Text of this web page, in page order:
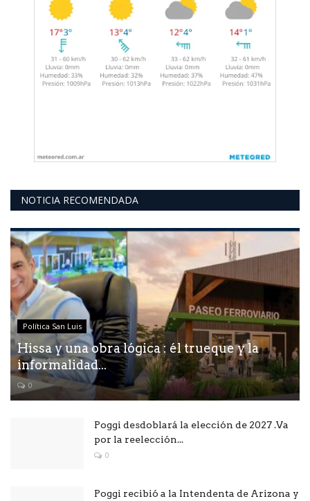
NOTICIA RECOMENDADA
Política San Luis
Hissa y una obra lógica : él trueque y la
informalidad...
0
Poggi desdoblará la elección de 2027 .Va
por la reelección...
0
Poggi recibió a la Intendenta de Arizona y